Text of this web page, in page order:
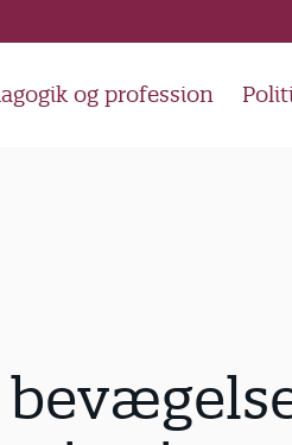
og profession